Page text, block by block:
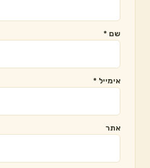
שם *
אימייל *
אתר